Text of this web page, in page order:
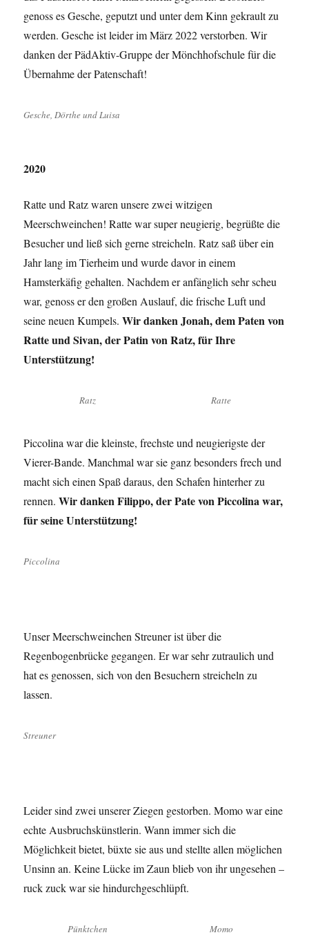
genoss es Gesche, geputzt und unter dem Kinn gekrault zu
werden. Gesche ist leider im März 2022 verstorben. Wir
danken der PädAktiv-Gruppe der Mönchhofschule für die
Übernahme der Patenschaft!
Gesche, Dörthe und Luisa
2020
Ratte und Ratz waren unsere zwei witzigen
Meerschweinchen! Ratte war super neugierig, begrüßte die
Besucher und ließ sich gerne streicheln. Ratz saß über ein
Jahr lang im Tierheim und wurde davor in einem
Hamsterkäfig gehalten. Nachdem er anfänglich sehr scheu
war, genoss er den großen Auslauf, die frische Luft und
seine neuen Kumpels.Wir danken Jonah, dem Paten von
Ratte und Sivan, der Patin von Ratz, für Ihre
Unterstützung!
Ratz Ratte
Piccolina war die kleinste, frechste und neugierigste der
Vierer-Bande. Manchmal war sie ganz besonders frech und
macht sich einen Spaß daraus, den Schafen hinterher zu
rennen. Wir danken Filippo, der Pate von Piccolina war,
für seine Unterstützung!
Piccolina
Unser Meerschweinchen Streuner ist über die
Regenbogenbrücke gegangen. Er war sehr zutraulich und
hat es genossen, sich von den Besuchern streicheln zu
lassen.
Streuner
Leider sind zwei unserer Ziegen gestorben. Momo war eine
echte Ausbruchskünstlerin. Wann immer sich die
Möglichkeit bietet, büxte sie aus und stellte allen möglichen
Unsinn an. Keine Lücke im Zaun blieb von ihr ungesehen –
ruck zuck war sie hindurchgeschlüpft.
Pünktchen Momo